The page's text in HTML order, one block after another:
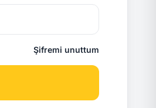
Şifremi unuttum